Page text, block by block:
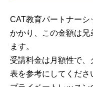
CAT教育パートナー
かかり、この金額は兄
ます。
受講料金は月額性で
表を参考にしてくださ